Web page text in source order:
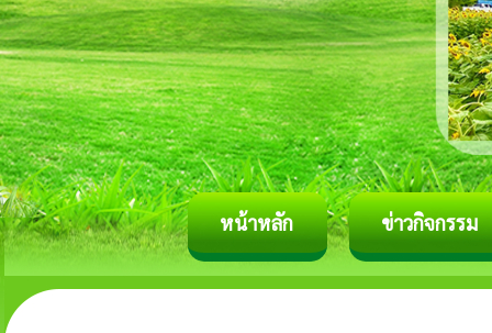
หน้าหลัก ข่าวกิจกรรม